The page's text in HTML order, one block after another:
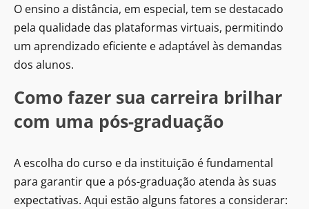
O ensino a distância, em especial, tem se destacado
pela qualidade das plataformas virtuais, permitindo
um aprendizado eficiente e adaptável às demandas
dos alunos.
Como fazer sua carreira brilhar
com uma pós-graduação
A escolha do curso e da instituição é fundamental
para garantir que a pós-graduação atenda às suas
expectativas. Aqui estão alguns fatores a considerar: